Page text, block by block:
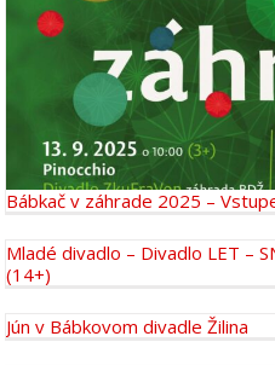
Bábkač v záhrade 2025 –
Mladé divadlo – Divadlo LET –
(14+)
Jún v Bábkovom divadle Žilina